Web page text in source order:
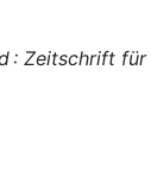
: Zeitschrift für